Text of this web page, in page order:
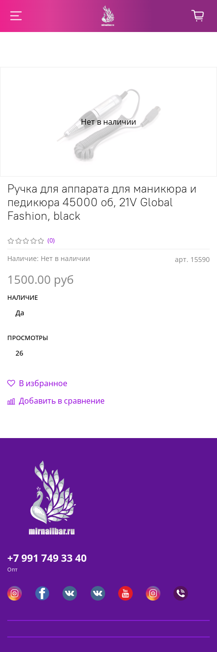
Нет в наличии
(0)
арт. 15590
Наличие: Нет в наличии
Ручка для аппарата для маникюра и
педикюра 45000 об, 21V Global
Fashion, black
1500.00 руб
В избранное
Добавить в сравнение
НАЛИЧИЕ
Да
ПРОСМОТРЫ
26
+7 991 749 33 40
Опт